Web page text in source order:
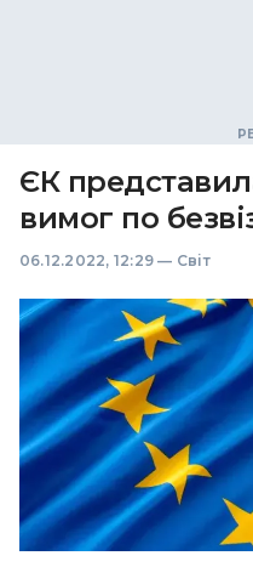
ЄК
вимог по
06.12.2022, 12:29 — Світ